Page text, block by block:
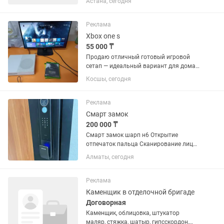
ресепшн в наш хостел! 📋 Что вам
влюблять: Приветствуйте гостей,...
Реклама
Xbox one s
55 000 ₸
Продаю отличный готовый игровой
сетап — идеальный вариант для дома.
Всё полностью в рабочем состоянии,
подключил и играешь. Продаю как
нюансы расписал честно,...
Косшы, сегодня
Реклама
Смарт замок
200 000 ₸
Смарт замок шарп н6 Открытие
отпечаток пальца Сканирование лица
Карта 2 шт в комплекте Механическим
ключом Приложение на смарт фоне
Алматы, сегодня
Реклама
Каменщик в отделочной бригаде
Договорная
Каменщик, облицовка, штукатор
маляр, стяжка, шатыр, гипсскордон,